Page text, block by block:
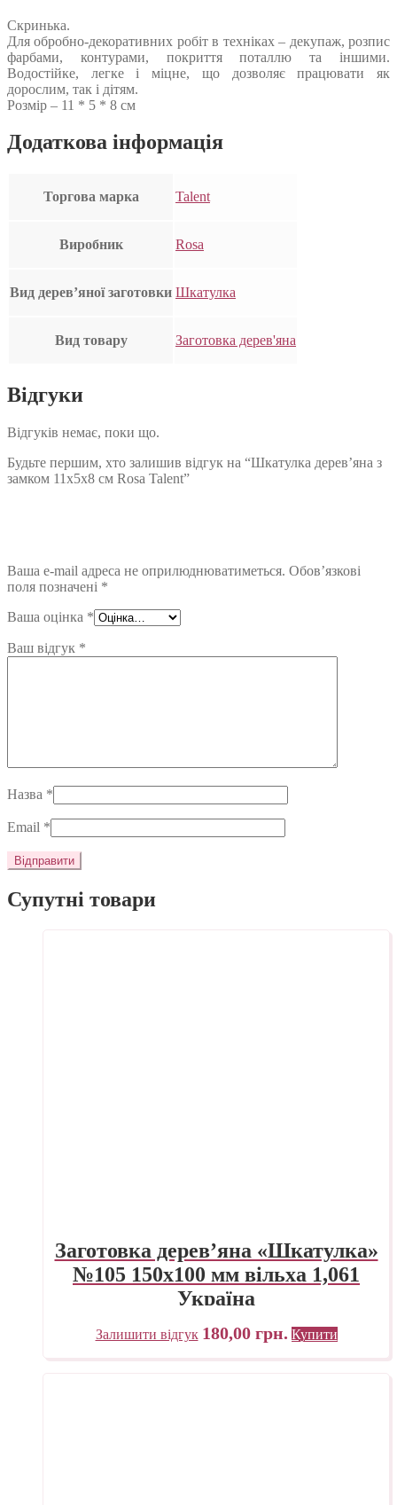
Скринька.
Для обробно-декоративних робіт в техніках – декупаж, розпис
фарбами, контурами, покриття поталлю та іншими.
Водостійке, легке і міцне, що дозволяє працювати як
дорослим, так і дітям.
Розмір – 11 * 5 * 8 см
Додаткова інформація
Торгова марка Talent
Виробник Rosa
Вид дерев’яної заготовки Шкатулка
Вид товару Заготовка дерев'яна
Відгуки
Відгуків немає, поки що.
Будьте першим, хто залишив відгук на “Шкатулка дерев’яна з
замком 11х5х8 см Rosa Talent”
Ваша e-mail адреса не оприлюднюватиметься. Обов’язкові
поля позначені *
Ваша оцінка *
Ваш відгук *
Назва *
Email *
Супутні товари
Заготовка дерев’яна «Шкатулка»
№105 150х100 мм вільха 1,061
Україна
Залишити відгук 180,00 грн. Купити